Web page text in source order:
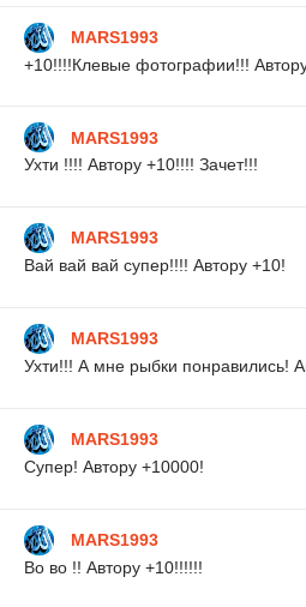
MARS1993
+10!!!!Клевые фотографии!!!
MARS1993
Ухти !!!! Автору +10!!!! Зачет!!!
MARS1993
Вай вай вай супер!!!! Автору +10!
MARS1993
Ухти!!! А мне рыбки понравились!
MARS1993
Супер! Автору +10000!
MARS1993
Во во !! Автору +10!!!!!!